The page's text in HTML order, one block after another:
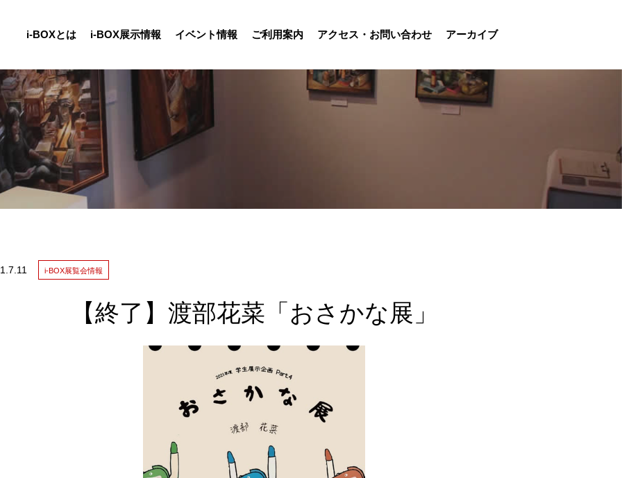
i-BOXとは i-BOX展示情報 イベント情報 ご利用案内 アクセス・お問い合わせ アーカイブ
7.11 i-BOX展覧会情報
【終了】渡部花菜「おさかな展」